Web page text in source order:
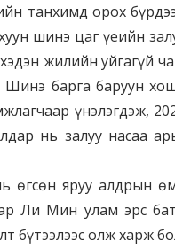
танхимд орох
шинэ цаг үеийн
жилийн уйгагүй
барга баруун
үнэлэгдэж,
нь залуу насаа
өгсөн яруу алдрын
Ли Мин улам эрс
бүтээлээс олж харж